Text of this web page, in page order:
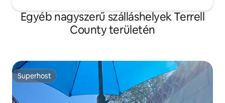
Egyéb nagyszerű szálláshelyek Terrell
County területén
Superhost
Superhost